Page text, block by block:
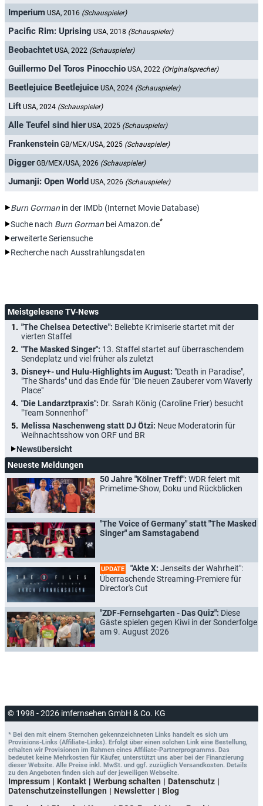
Imperium USA, 2016 (Schauspieler)
Pacific Rim: Uprising USA, 2018 (Schauspieler)
Beobachtet USA, 2022 (Schauspieler)
Guillermo Del Toros Pinocchio USA, 2022 (Originalsprecher)
Beetlejuice Beetlejuice USA, 2024 (Schauspieler)
Lift USA, 2024 (Schauspieler)
Alle Teufel sind hier USA, 2025 (Schauspieler)
Frankenstein GB/MEX/USA, 2025 (Schauspieler)
Digger GB/MEX/USA, 2026 (Schauspieler)
Jumanji: Open World USA, 2026 (Schauspieler)
Burn Gorman in der IMDb (Internet Movie Database)
Suche nach Burn Gorman bei Amazon.de*
erweiterte Seriensuche
Recherche nach Ausstrahlungsdaten
Meistgelesene TV-News
"The Chelsea Detective": Beliebte Krimiserie startet mit der
vierten Staffel
"The Masked Singer": 13. Staffel startet auf überraschendem
Sendeplatz und viel früher als zuletzt
Disney+- und Hulu-Highlights im August: "Death in Paradise",
"The Shards" und das Ende für "Die neuen Zauberer vom Waverly
Place"
"Die Landarztpraxis": Dr. Sarah König (Caroline Frier) besucht
"Team Sonnenhof"
Melissa Naschenweng statt DJ Ötzi: Neue Moderatorin für
Weihnachtsshow von ORF und BR
Newsübersicht
Neueste Meldungen
50 Jahre "Kölner Treff": WDR feiert mit
Primetime-Show, Doku und Rückblicken
"The Voice of Germany" statt "The Masked
Singer" am Samstagabend
UPDATE "Akte X: Jenseits der Wahrheit":
Überraschende Streaming-Premiere für
Director's Cut
"ZDF-Fernsehgarten - Das Quiz": Diese
Gäste spielen gegen Kiwi in der Sonderfolge
am 9. August 2026
© 1998 - 2026 imfernsehen GmbH & Co. KG
* Bei den mit einem Sternchen gekennzeichneten Links handelt es sich um
Provisions-Links (Affiliate-Links). Erfolgt über einen solchen Link eine Bestellung,
erhalten wir Provisionen im Rahmen eines Affiliate-Partnerprogramms. Das
bedeutet keine Mehrkosten für Käufer, unterstützt uns aber bei der Finanzierung
dieser Website. Alle Preise inkl. MwSt. und ggf. zuzüglich Versandkosten. Details
zu den Angeboten finden sich auf der jeweiligen Webseite.
Impressum Kontakt Werbung schalten
Datenschutz
Datenschutzeinstellungen
Newsletter
Blog